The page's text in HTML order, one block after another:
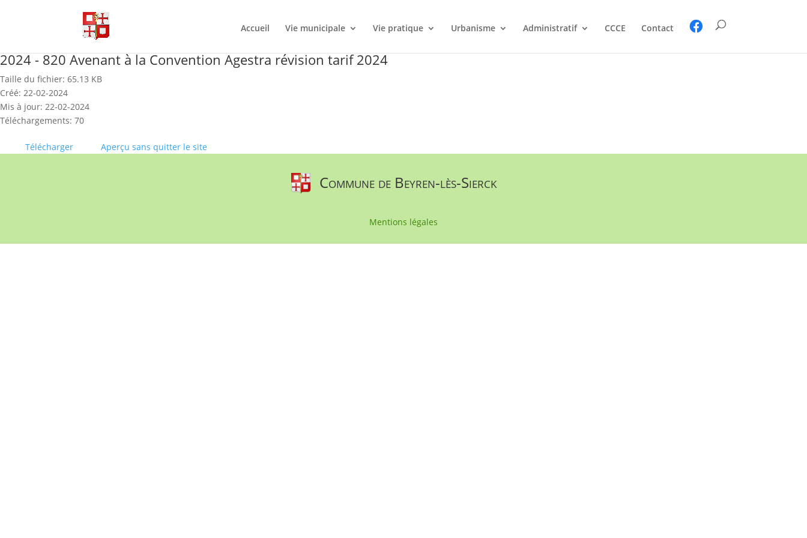
Accueil Vie municipale Vie pratique Urbanisme Administratif CCCE Contact
2024 - 820 Avenant à la Convention Agestra révision tarif 2024
Taille du fichier: 65.13 KB
Créé: 22-02-2024
Mis à jour: 22-02-2024
Téléchargements: 70
Télécharger Aperçu sans quitter le site
Commune de Beyren-lès-Sierck
Mentions légales